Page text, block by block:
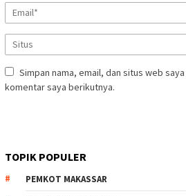
Simpan nama, email, dan situs web
komentar saya berikutnya.
TOPIK POPULER
PEMKOT MAKASSAR